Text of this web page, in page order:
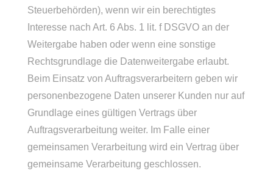
Steuerbehörden), wenn wir ein berechtigtes
Interesse nach Art. 6 Abs. 1 lit. f DSGVO an der
Weitergabe haben oder wenn eine sonstige
Rechtsgrundlage die Datenweitergabe erlaubt.
Beim Einsatz von Auftragsverarbeitern geben wir
personenbezogene Daten unserer Kunden nur auf
Grundlage eines gültigen Vertrags über
Auftragsverarbeitung weiter. Im Falle einer
gemeinsamen Verarbeitung wird ein Vertrag über
gemeinsame Verarbeitung geschlossen.